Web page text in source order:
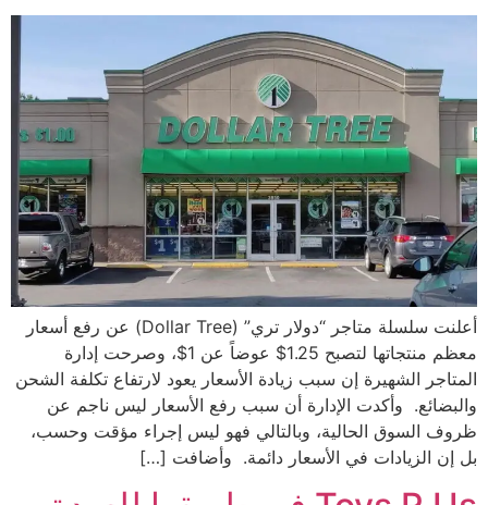
أعلنت سلسلة متاجر “دولار تري” (Dollar Tree) عن رفع أسعار
معظم منتجاتها لتصبح 1.25$ عوضاً عن 1$، وصرحت إدارة
المتاجر الشهيرة إن سبب زيادة الأسعار يعود لارتفاع تكلفة الشحن
والبضائع. وأكدت الإدارة أن سبب رفع الأسعار ليس ناجم عن
ظروف السوق الحالية، وبالتالي فهو ليس إجراء مؤقت وحسب،
بل إن الزيادات في الأسعار دائمة. وأضافت […]